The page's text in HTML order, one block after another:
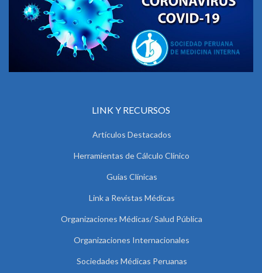
LINK Y RECURSOS
Artículos Destacados
Herramientas de Cálculo Clínico
Guías Clínicas
Link a Revistas Médicas
Organizaciones Médicas/ Salud Pública
Organizaciones Internacionales
Sociedades Médicas Peruanas